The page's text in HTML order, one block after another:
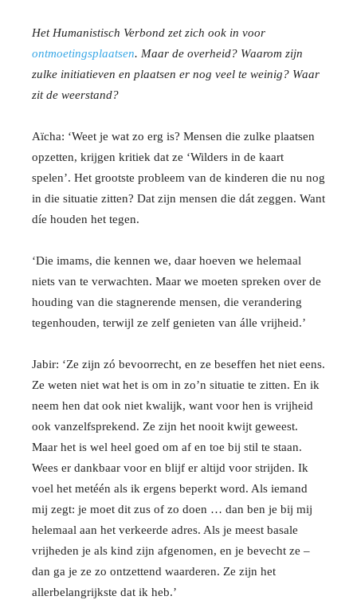
Het Humanistisch Verbond zet zich ook in voor
ontmoetingsplaatsen. Maar de overheid? Waarom zijn
zulke initiatieven en plaatsen er nog veel te weinig? Waar
zit de weerstand?
Aïcha: ‘Weet je wat zo erg is? Mensen die zulke plaatsen
opzetten, krijgen kritiek dat ze ‘Wilders in de kaart
spelen’. Het grootste probleem van de kinderen die nu nog
in die situatie zitten? Dat zijn mensen die dát zeggen. Want
díe houden het tegen.
‘Die imams, die kennen we, daar hoeven we helemaal
niets van te verwachten. Maar we moeten spreken over de
houding van die stagnerende mensen, die verandering
tegenhouden, terwijl ze zelf genieten van álle vrijheid.’
Jabir: ‘Ze zijn zó bevoorrecht, en ze beseffen het niet eens.
Ze weten niet wat het is om in zo’n situatie te zitten. En ik
neem hen dat ook niet kwalijk, want voor hen is vrijheid
ook vanzelfsprekend. Ze zijn het nooit kwijt geweest.
Maar het is wel heel goed om af en toe bij stil te staan.
Wees er dankbaar voor en blijf er altijd voor strijden. Ik
voel het metéén als ik ergens beperkt word. Als iemand
mij zegt: je moet dit zus of zo doen … dan ben je bij mij
helemaal aan het verkeerde adres. Als je meest basale
vrijheden je als kind zijn afgenomen, en je bevecht ze –
dan ga je ze zo ontzettend waarderen. Ze zijn het
allerbelangrijkste dat ik heb.’